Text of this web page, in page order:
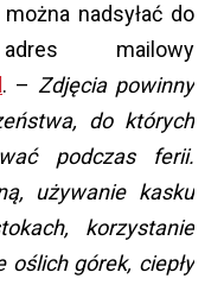
nadsyłać do
mailowy
. – Zdjęcia powinny
do których
podczas ferii.
używanie kasku
korzystanie
górek, ciepły